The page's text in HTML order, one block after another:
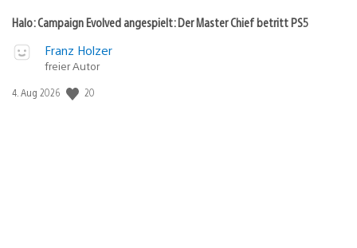
Halo: Campaign Evolved angespielt: Der Master Chief betritt PS5
Franz Holzer
freier Autor
Veröffentlichungsdatum:
4. Aug 2026 20